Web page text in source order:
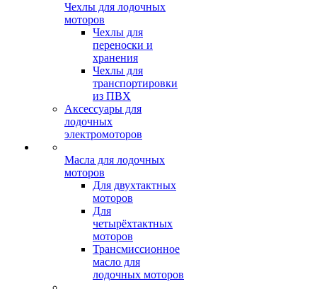
Чехлы для лодочных
моторов
Чехлы для
переноски и
хранения
Чехлы для
транспортировки
из ПВХ
Аксессуары для
лодочных
электромоторов
Масла для лодочных
моторов
Для двухтактных
моторов
Для
четырёхтактных
моторов
Трансмиссионное
масло для
лодочных моторов